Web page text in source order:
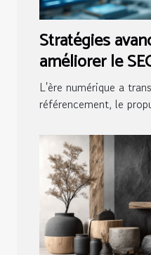
Stratégies
améliorer le
l'intelligence
L'ère numérique a
référencement, le